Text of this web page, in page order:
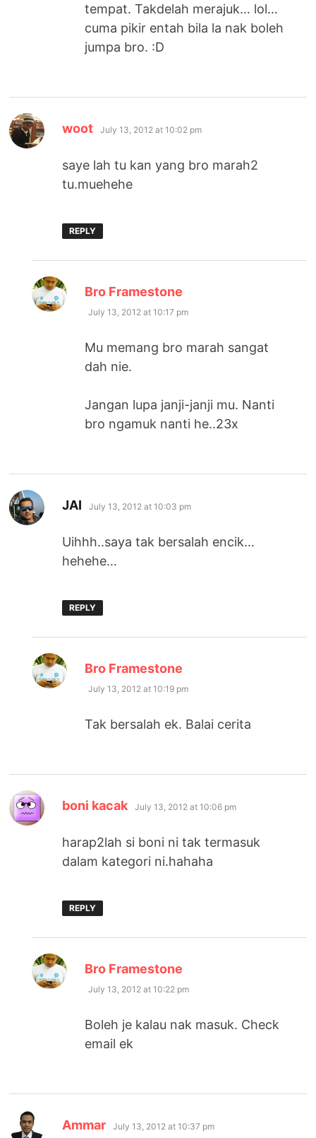
tempat. Takdelah merajuk… lol…
cuma pikir entah bila la nak boleh
jumpa bro. :D
woot says:
July 13, 2012 at 10:02 pm
saye lah tu kan yang bro marah2
tu.muehehe
REPLY
Bro Framestone
July 13, 2012 at 10:17 pm
Mu memang bro marah sangat
dah nie.
Jangan lupa janji-janji mu. Nanti
bro ngamuk nanti he..23x
JAI says:
July 13, 2012 at 10:03 pm
Uihhh..saya tak bersalah encik…
hehehe…
REPLY
Bro Framestone
July 13, 2012 at 10:19 pm
Tak bersalah ek. Balai cerita
boni kacak says:
July 13, 2012 at 10:06 pm
harap2lah si boni ni tak termasuk
dalam kategori ni.hahaha
REPLY
Bro Framestone
July 13, 2012 at 10:22 pm
Boleh je kalau nak masuk. Check
email ek
Ammar says:
July 13, 2012 at 10:37 pm